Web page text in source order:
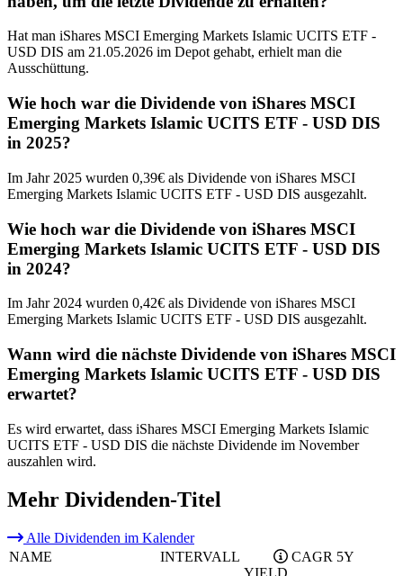
Hat man iShares MSCI Emerging Markets Islamic UCITS ETF -
USD DIS am 21.05.2026 im Depot gehabt, erhielt man die
Ausschüttung.
Wie hoch war die Dividende von iShares MSCI
Emerging Markets Islamic UCITS ETF - USD DIS
in 2025?
Im Jahr 2025 wurden 0,39€ als Dividende von iShares MSCI
Emerging Markets Islamic UCITS ETF - USD DIS ausgezahlt.
Wie hoch war die Dividende von iShares MSCI
Emerging Markets Islamic UCITS ETF - USD DIS
in 2024?
Im Jahr 2024 wurden 0,42€ als Dividende von iShares MSCI
Emerging Markets Islamic UCITS ETF - USD DIS ausgezahlt.
Wann wird die nächste Dividende von iShares MSCI
Emerging Markets Islamic UCITS ETF - USD DIS
erwartet?
Es wird erwartet, dass iShares MSCI Emerging Markets Islamic
UCITS ETF - USD DIS die nächste Dividende im November
auszahlen wird.
Mehr Dividenden-Titel
Alle Dividenden im Kalender
NAME
INTERVALL
YIELD
CAGR 5Y